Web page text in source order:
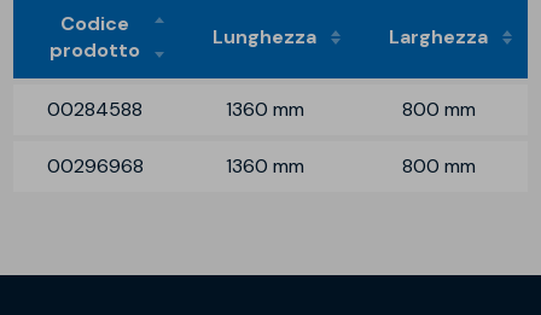
Codice
prodotto
Lunghezza Larghezza
00284588 1360 mm 800 mm
00296968 1360 mm 800 mm